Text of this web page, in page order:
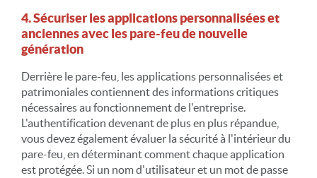
4. Sécuriser les applications personnalisées et
anciennes avec les pare-feu de nouvelle
génération
Derrière le pare-feu, les applications personnalisées et
patrimoniales contiennent des informations critiques
nécessaires au fonctionnement de l'entreprise.
L'authentification devenant de plus en plus répandue,
vous devez également évaluer la sécurité à l'intérieur du
pare-feu, en déterminant comment chaque application
est protégée. Si un nom d'utilisateur et un mot de passe